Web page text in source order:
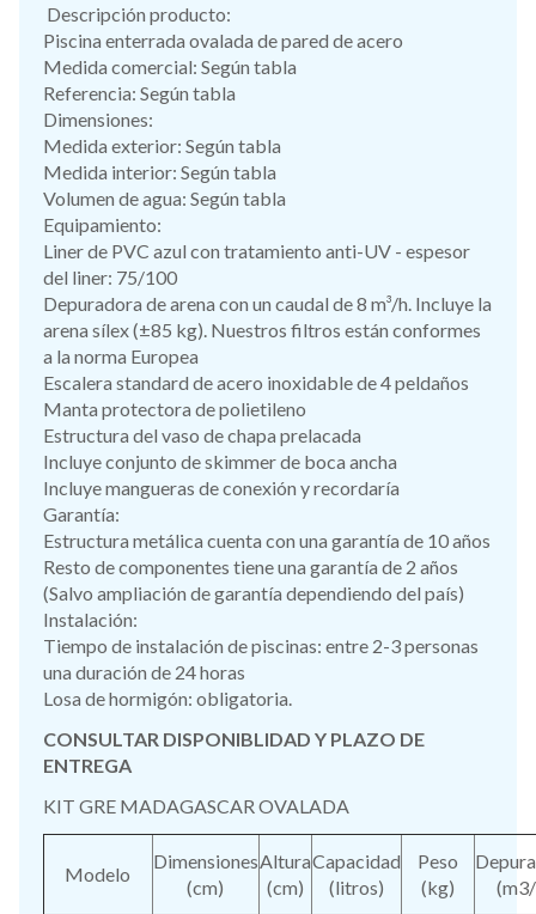
Descripción producto:
Piscina enterrada ovalada de pared de acero
Medida comercial: Según tabla
Referencia: Según tabla
Dimensiones:
Medida exterior: Según tabla
Medida interior: Según tabla
Volumen de agua: Según tabla
Equipamiento:
Liner de PVC azul con tratamiento anti-UV - espesor
del liner: 75/100
Depuradora de arena con un caudal de 8 m³/h. Incluye la
arena sílex (±85 kg). Nuestros filtros están conformes
a la norma Europea
Escalera standard de acero inoxidable de 4 peldaños
Manta protectora de polietileno
Estructura del vaso de chapa prelacada
Incluye conjunto de skimmer de boca ancha
Incluye mangueras de conexión y recordaría
Garantía:
Estructura metálica cuenta con una garantía de 10 años
Resto de componentes tiene una garantía de 2 años
(Salvo ampliación de garantía dependiendo del país)
Instalación:
Tiempo de instalación de piscinas: entre 2-3 personas
una duración de 24 horas
Losa de hormigón: obligatoria.
CONSULTAR DISPONIBLIDAD Y PLAZO DE
ENTREGA
KIT GRE MADAGASCAR OVALADA
Modelo
Dimensiones
(cm)
Altura
(cm)
Capacidad
(litros)
Peso
(kg)